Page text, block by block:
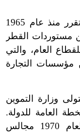
ففي مجال التجارة الخارجية تقرر منذ عام 1965
من مستوردات القطر
العام، والتي
مؤسسات التجارة
وزارة التموين
العامة للدولة.
كما منح قانون الإدارة المحلية لعام 1970 مجالس